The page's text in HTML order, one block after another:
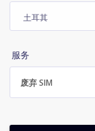
服务
废弃 SIM